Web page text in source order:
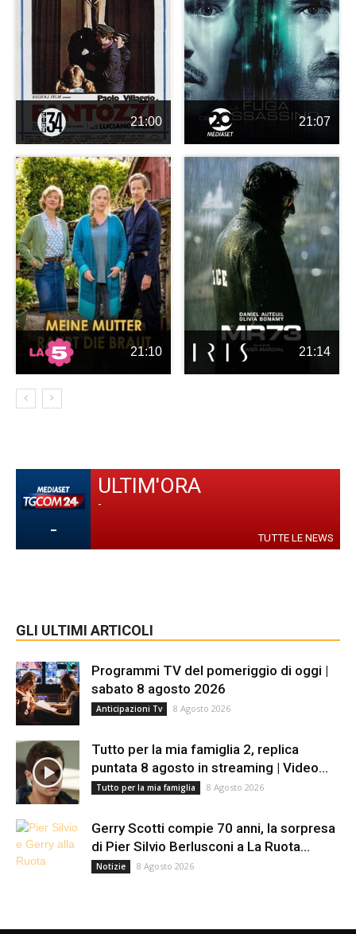
21:00 21:07
21:10 21:14
-
ULTIM'ORA
-
TUTTE LE NEWS
GLI ULTIMI ARTICOLI
Programmi TV del pomeriggio di oggi |
sabato 8 agosto 2026
Anticipazioni Tv 8 Agosto 2026
Tutto per la mia famiglia 2, replica
puntata 8 agosto in streaming | Video...
Tutto per la mia famiglia 8 Agosto 2026
Gerry Scotti compie 70 anni, la sorpresa
di Pier Silvio Berlusconi a La Ruota...
Notizie 8 Agosto 2026